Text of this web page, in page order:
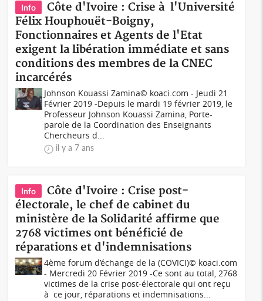
Info
Côte d'Ivoire : Crise à l'Université
Félix Houphouët-Boigny,
Fonctionnaires et Agents de l'Etat
exigent la libération immédiate et sans
conditions des membres de la CNEC
incarcérés
Johnson Kouassi Zamina© koaci.com - Jeudi 21
Février 2019 -Depuis le mardi 19 février 2019, le
Professeur Johnson Kouassi Zamina, Porte-
parole de la Coordination des Enseignants
Chercheurs d...
il y a 7 ans
Info
Côte d'Ivoire : Crise post-
électorale, le chef de cabinet du
ministère de la Solidarité affirme que
2768 victimes ont bénéficié de
réparations et d'indemnisations
4ème forum d’échange de la (COVICI)© koaci.com
- Mercredi 20 Février 2019 -Ce sont au total, 2768
victimes de la crise post-électorale qui ont reçu
à ce jour, réparations et indemnisations...